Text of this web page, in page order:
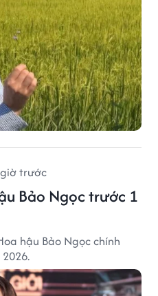
trước
Bảo Ngọc trước 1
hậu Bảo Ngọc chính